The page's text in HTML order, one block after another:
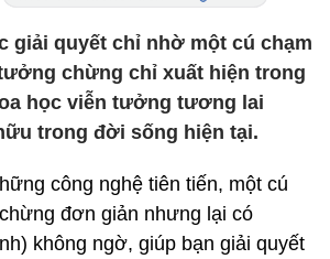
giải quyết chỉ nhờ một cú chạm
chừng chỉ xuất hiện trong
học viễn tưởng tương lai
trong đời sống hiện tại.
công nghệ tiên tiến, một cú
đơn giản nhưng lại có
không ngờ, giúp bạn giải quyết